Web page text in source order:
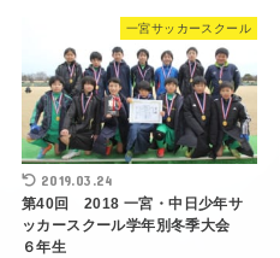
一宮サッカースクール
2019.03.24
第40回 2018 一宮・中日少年サ
ッカースクール学年別冬季大会
６年生